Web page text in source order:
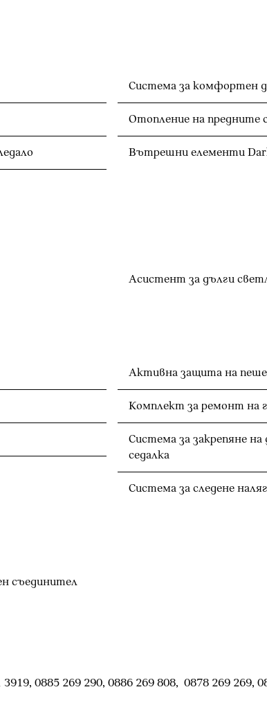
на вътрешното огледало
Система за комфортен
Отопление на предните
Вътрешни елементи
Асистент за дълги
Активна защита на
Комплект за ремонт на
Система за закрепяне
седалка
Система за следене
съединител
0885 269 290, 0886 269 808, 0878 269 269,